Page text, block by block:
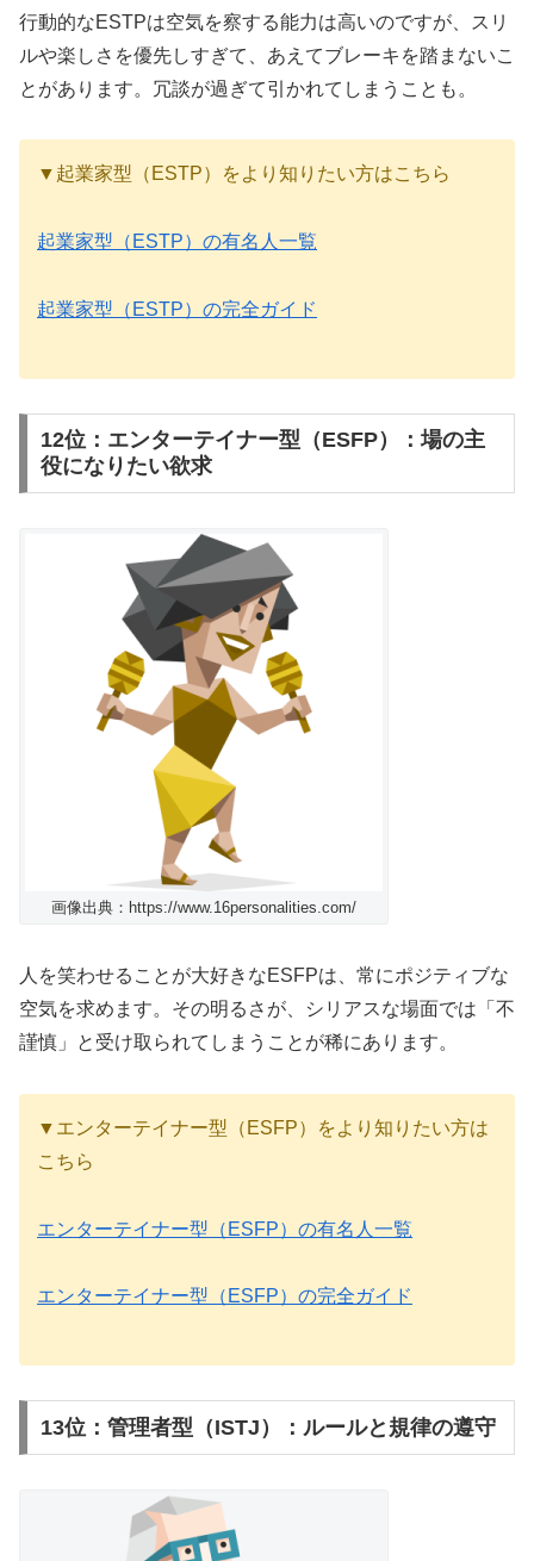
行動的なESTPは空気を察する能力は高いのですが、スリ
ルや楽しさを優先しすぎて、あえてブレーキを踏まないこ
とがあります。冗談が過ぎて引かれてしまうことも。
▼起業家型（ESTP）をより知りたい方はこちら
起業家型（ESTP）の有名人一覧
起業家型（ESTP）の完全ガイド
12位：エンターテイナー型（ESFP）：場の主
役になりたい欲求
画像出典：https://www.16personalities.com/
人を笑わせることが大好きなESFPは、常にポジティブな
空気を求めます。その明るさが、シリアスな場面では「不
謹慎」と受け取られてしまうことが稀にあります。
▼エンターテイナー型（ESFP）をより知りたい方は
こちら
エンターテイナー型（ESFP）の有名人一覧
エンターテイナー型（ESFP）の完全ガイド
13位：管理者型（ISTJ）：ルールと規律の遵守